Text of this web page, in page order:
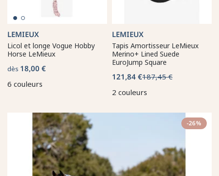
LEMIEUX
Licol et longe Vogue Hobby
Horse LeMieux
dès 18,00 €
6 couleurs
LEMIEUX
Tapis Amortisseur LeMieux
Merino+ Lined Suede
EuroJump Square
121,84 €187,45 €
2 couleurs
-26%